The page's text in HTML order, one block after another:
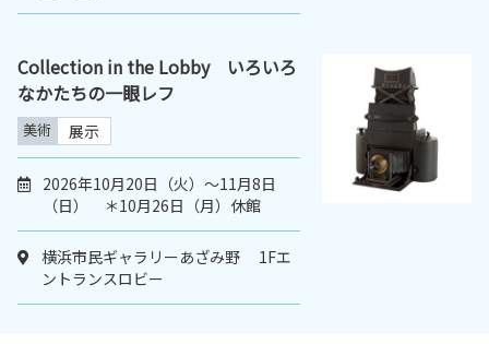
Collection in the Lobby いろいろ
なかたちの一眼レフ
美術 展示
2026年10月20日（火）〜11月8日
（日） ＊10月26日（月）休館
横浜市民ギャラリーあざみ野 1Fエ
ントランスロビー